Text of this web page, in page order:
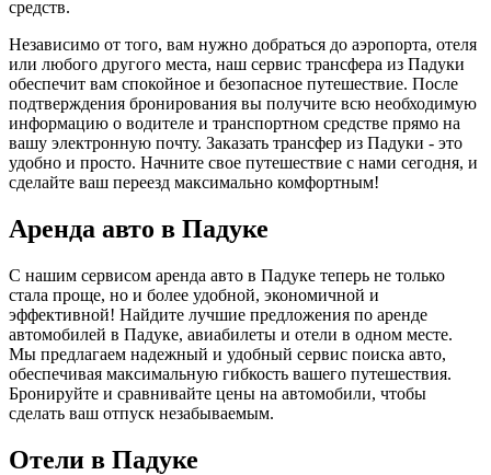
средств.
Независимо от того, вам нужно добраться до аэропорта, отеля
или любого другого места, наш сервис трансфера из Падуки
обеспечит вам спокойное и безопасное путешествие. После
подтверждения бронирования вы получите всю необходимую
информацию о водителе и транспортном средстве прямо на
вашу электронную почту. Заказать трансфер из Падуки - это
удобно и просто. Начните свое путешествие с нами сегодня, и
сделайте ваш переезд максимально комфортным!
Аренда авто в Падуке
С нашим сервисом аренда авто в Падуке теперь не только
стала проще, но и более удобной, экономичной и
эффективной! Найдите лучшие предложения по аренде
автомобилей в Падуке, авиабилеты и отели в одном месте.
Мы предлагаем надежный и удобный сервис поиска авто,
обеспечивая максимальную гибкость вашего путешествия.
Бронируйте и сравнивайте цены на автомобили, чтобы
сделать ваш отпуск незабываемым.
Отели в Падуке